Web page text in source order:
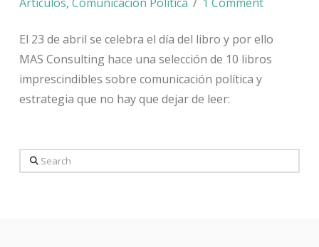
El 23 de abril se celebra el día del libro y por ello
MAS Consulting hace una selección de 10 libros
imprescindibles sobre comunicación política y
estrategia que no hay que dejar de leer:
Search